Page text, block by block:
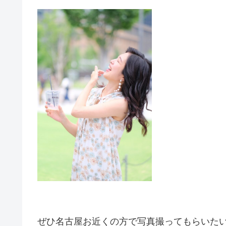
ぜひ名古屋お近くの方で写真撮ってもらいた